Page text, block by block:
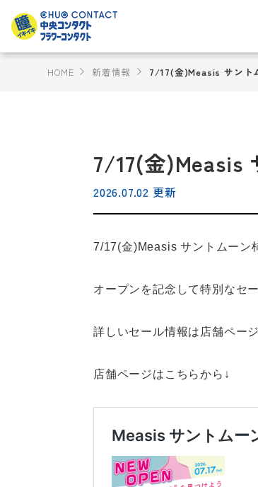
HOME 新着情報 7/17(金)Measis サント
7/17(金)Measis
2026.07.02 更新
7/17(金)Measis サントムーン
オープンを記念して特別なセ
詳しいセール情報は店舗ペー
店舗ページはこちらから↓